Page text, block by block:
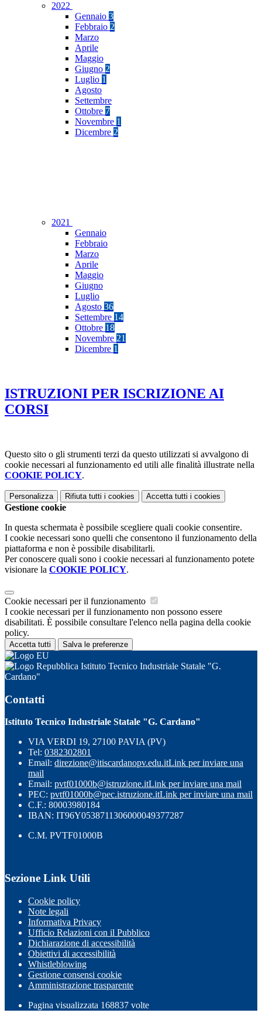
2022
Gennaio 3
Febbraio 2
Marzo
Aprile
Maggio
Giugno 2
Luglio 1
Agosto
Settembre
Ottobre 7
Novembre 1
Dicembre 2
2021
Gennaio
Febbraio
Marzo
Aprile
Maggio
Giugno
Luglio
Agosto 36
Settembre 14
Ottobre 18
Novembre 21
Dicembre 1
ISTRUZIONI PER ISCRIZIONE AI
CORSI
Questo sito o gli strumenti terzi da questo utilizzati si avvalgono di
cookie necessari al funzionamento ed utili alle finalità illustrate nella
COOKIE POLICY.
Personalizza Rifiuta tutti i cookies Accetta tutti i cookies
Gestione cookie
In questa schermata è possibile scegliere quali cookie consentire.
I cookie necessari sono quelli che consentono il funzionamento della
piattaforma e non è possibile disabilitarli.
Per conoscere quali sono i cookie necessari al funzionamento potete
visionare la COOKIE POLICY.
Cookie necessari per il funzionamento
I cookie necessari per il funzionamento non possono essere
disabilitati. È possibile consultare l'elenco nella pagina della cookie
policy.
Accetta tutti Salva le preferenze
Istituto Tecnico Industriale Statale "G.
Cardano"
Contatti
Istituto Tecnico Industriale Statale "G. Cardano"
VIA VERDI 19, 27100 PAVIA (PV)
Tel: 0382302801
Email: direzione@itiscardanopv.edu.itLink per inviare una
mail
Email: pvtf01000b@istruzione.itLink per inviare una mail
PEC: pvtf01000b@pec.istruzione.itLink per inviare una mail
C.F.: 80003980184
IBAN: IT96Y0538711306000049377287
C.M. PVTF01000B
Sezione Link Utili
Cookie policy
Note legali
Informativa Privacy
Ufficio Relazioni con il Pubblico
Dichiarazione di accessibilità
Obiettivi di accessibilità
Whistleblowing
Gestione consensi cookie
Amministrazione trasparente
Pagina visualizzata 168837 volte